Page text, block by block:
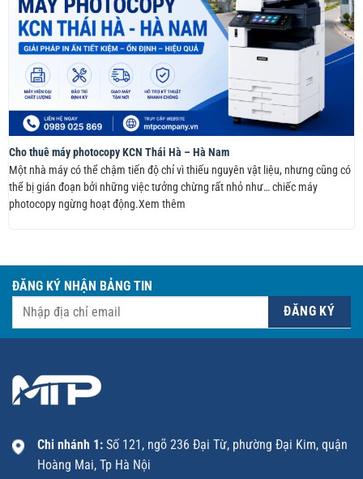
Cho thuê máy photocopy KCN Thái Hà – Hà Nam
Một nhà máy có thể chậm tiến độ chỉ vì thiếu nguyên vật liệu, nhưng cũng có
thể bị gián đoạn bởi những việc tưởng chừng rất nhỏ như… chiếc máy
photocopy ngừng hoạt động.Xem thêm
ĐĂNG KÝ NHẬN BẢNG TIN
Chi nhánh 1: Số 121, ngõ 236 Đại Từ, phường Đại Kim, quận
Hoàng Mai, Tp Hà Nội